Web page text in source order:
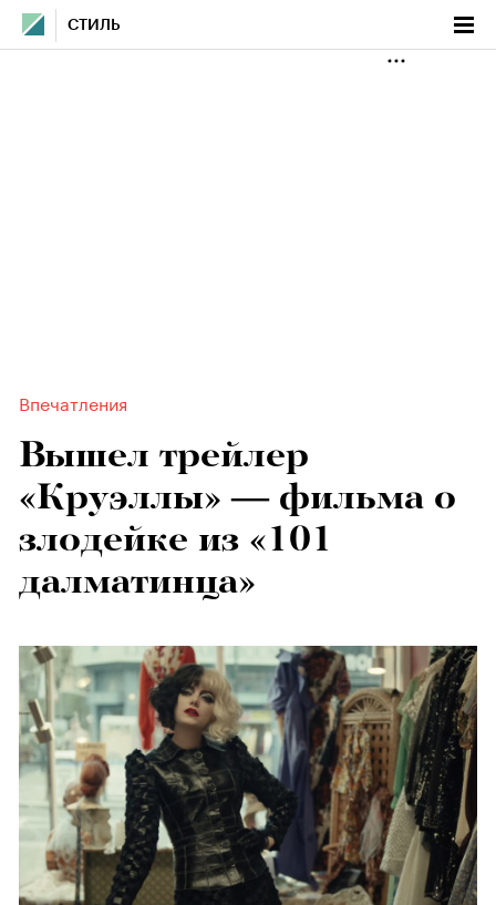
СТИЛЬ
Впечатления
Вышел трейлер
«Круэллы» — фильма о
злодейке из «101
далматинца»